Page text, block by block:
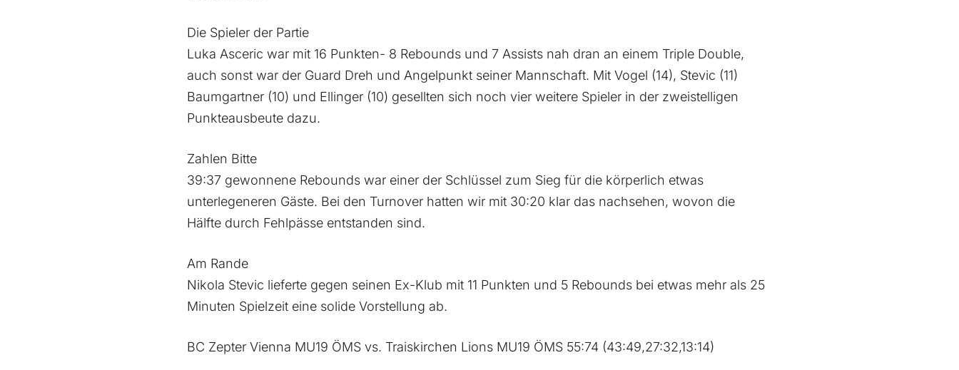
Die Spieler der Partie
Luka Asceric war mit 16 Punkten- 8 Rebounds und 7 Assists nah dran an einem Triple Double,
auch sonst war der Guard Dreh und Angelpunkt seiner Mannschaft. Mit Vogel (14), Stevic (11)
Baumgartner (10) und Ellinger (10) gesellten sich noch vier weitere Spieler in der zweistelligen
Punkteausbeute dazu.
Zahlen Bitte
39:37 gewonnene Rebounds war einer der Schlüssel zum Sieg für die körperlich etwas
unterlegeneren Gäste. Bei den Turnover hatten wir mit 30:20 klar das nachsehen, wovon die
Hälfte durch Fehlpässe entstanden sind.
Am Rande
Nikola Stevic lieferte gegen seinen Ex-Klub mit 11 Punkten und 5 Rebounds bei etwas mehr als 25
Minuten Spielzeit eine solide Vorstellung ab.
BC Zepter Vienna MU19 ÖMS vs. Traiskirchen Lions MU19 ÖMS 55:74 (43:49,27:32,13:14)